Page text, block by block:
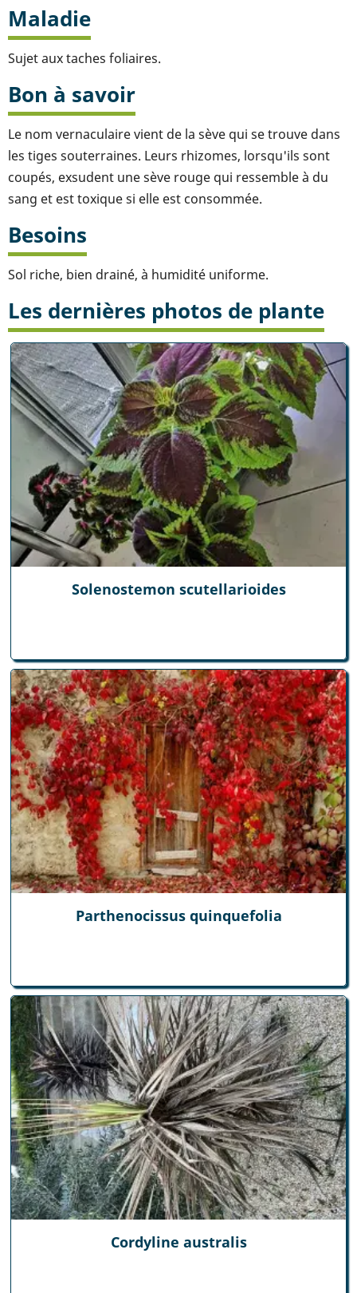
Maladie
Sujet aux taches foliaires.
Bon à savoir
Le nom vernaculaire vient de la sève qui se trouve dans
les tiges souterraines. Leurs rhizomes, lorsqu'ils sont
coupés, exsudent une sève rouge qui ressemble à du
sang et est toxique si elle est consommée.
Besoins
Sol riche, bien drainé, à humidité uniforme.
Les dernières photos de plante
Solenostemon scutellarioides
Parthenocissus quinquefolia
Cordyline australis